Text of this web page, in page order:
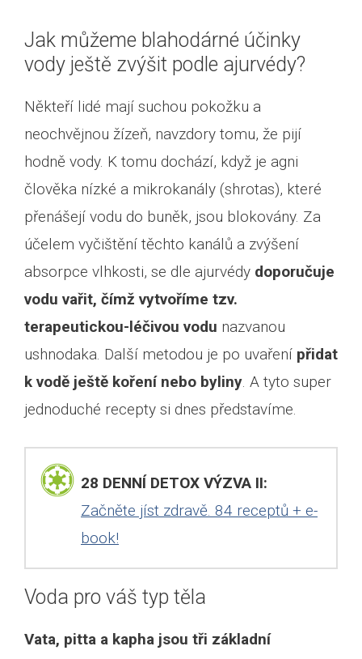
Jak můžeme blahodárné účinky
vody ještě zvýšit podle ajurvédy?
Někteří lidé mají suchou pokožku a
neochvějnou žízeň, navzdory tomu, že pijí
hodně vody. K tomu dochází, když je agni
člověka nízké a mikrokanály (shrotas), které
přenášejí vodu do buněk, jsou blokovány. Za
účelem vyčištění těchto kanálů a zvýšení
absorpce vlhkosti, se dle ajurvédy doporučuje
vodu vařit, čímž vytvoříme tzv.
terapeutickou-léčivou vodu nazvanou
ushnodaka. Další metodou je po uvaření přidat
k vodě ještě koření nebo byliny. A tyto super
jednoduché recepty si dnes představíme.
28 DENNÍ DETOX VÝZVA II:
Začněte jíst zdravě. 84 receptů + e-
book!
Voda pro váš typ těla
Vata, pitta a kapha jsou tři základní